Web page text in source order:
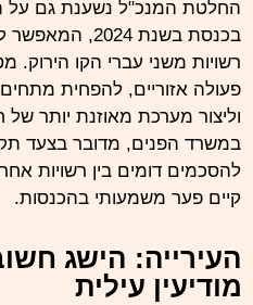
החלטת המנכ"ל נשענת גם על
בכנסת בשנת
רשויות משני עברי הקו הירוק.
פעולה אזוריים, להפחית מתחים
וליצור מערכת מאוזנת יותר
במשרד הפנים, מדובר בצעד
להסכמים דומים בין רשויות
קיים פער משמעותי בהכנסות.
העירייה: הישג
מודיעין עילית